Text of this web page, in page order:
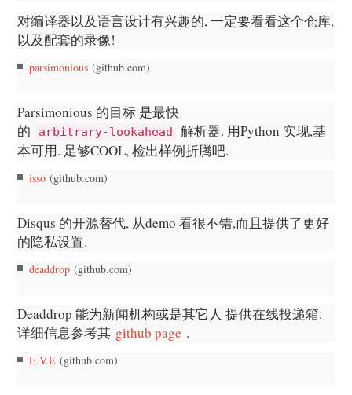
对编译器以及语言设计有兴趣的, 一定要看看这个仓库,
以及配套的录像!
parsimonious (github.com)
Parsimonious 的目标 是最快
的
arbitrary-lookahead
解析器. 用Python 实现,基
本可用. 足够COOL, 检出样例折腾吧.
isso (github.com)
Disqus 的开源替代, 从demo 看很不错,而且提供了更好
的隐私设置.
deaddrop (github.com)
Deaddrop 能为新闻机构或是其它人 提供在线投递箱.
详细信息参考其 github page .
E.V.E (github.com)